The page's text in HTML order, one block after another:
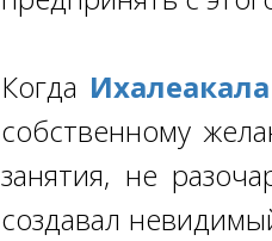
Когда Ихалеакала
собственному
занятия, не
создавал